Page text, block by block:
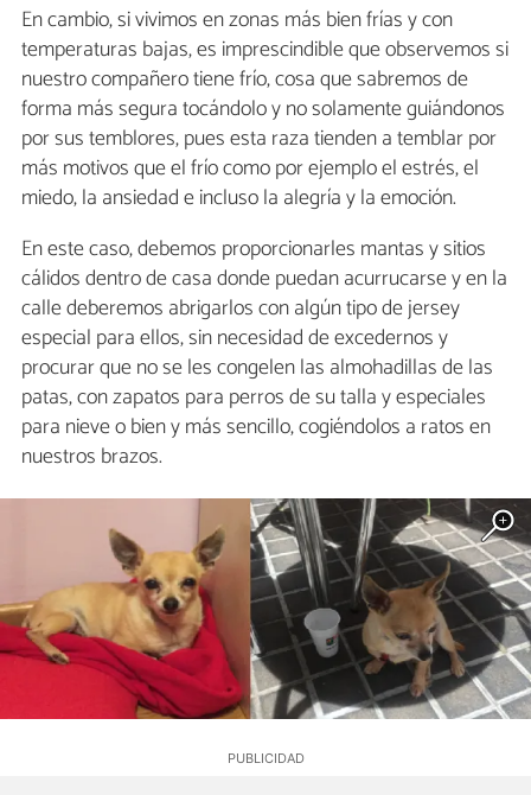
En cambio, si vivimos en zonas más bien frías y con
temperaturas bajas, es imprescindible que observemos si
nuestro compañero tiene frío, cosa que sabremos de
forma más segura tocándolo y no solamente guiándonos
por sus temblores, pues esta raza tienden a temblar por
más motivos que el frío como por ejemplo el estrés, el
miedo, la ansiedad e incluso la alegría y la emoción.
En este caso, debemos proporcionarles mantas y sitios
cálidos dentro de casa donde puedan acurrucarse y en la
calle deberemos abrigarlos con algún tipo de jersey
especial para ellos, sin necesidad de excedernos y
procurar que no se les congelen las almohadillas de las
patas, con zapatos para perros de su talla y especiales
para nieve o bien y más sencillo, cogiéndolos a ratos en
nuestros brazos.